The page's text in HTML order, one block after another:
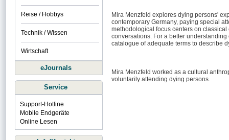
Mira Menzfeld explores dying persons'
contemporary Germany, paying special
methodological focus centers on
conversations. For a better
catalogue of adequate terms to describe
Mira Menzfeld worked as a cultural
voluntarily attending dying persons.
Reise / Hobbys
Technik / Wissen
Wirtschaft
eJournals
Service
Support-Hotline
Mobile Endgeräte
Online Lesen